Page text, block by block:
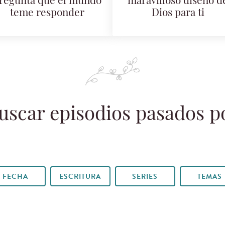
teme responder
Dios para ti
episodios pasados
FECHA ESCRITURA SERIES TEMAS